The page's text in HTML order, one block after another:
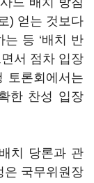
) 얻는 것보다
등 ‘배치 반
서 점차 입장
토론회에서는
한 찬성 입장
치 당론과 관
은 국무위원장